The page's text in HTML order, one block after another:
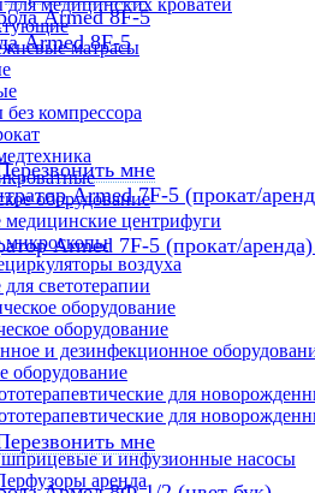
медицинских кроватей
матрасы
компрессора
оборудование
медицинские центрифуги
микроскопы
воздуха
светотерапии
оборудование
оборудование
и дезинфекционное
оборудование
для
для
и инфузионные насосы
аренда
Armed 8F-5
мне
Armed 7F-5 (прокат/
мне